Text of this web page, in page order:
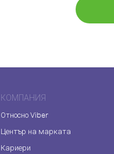
КОМПАНИЯ
Относно Viber
Център на марката
Кариери